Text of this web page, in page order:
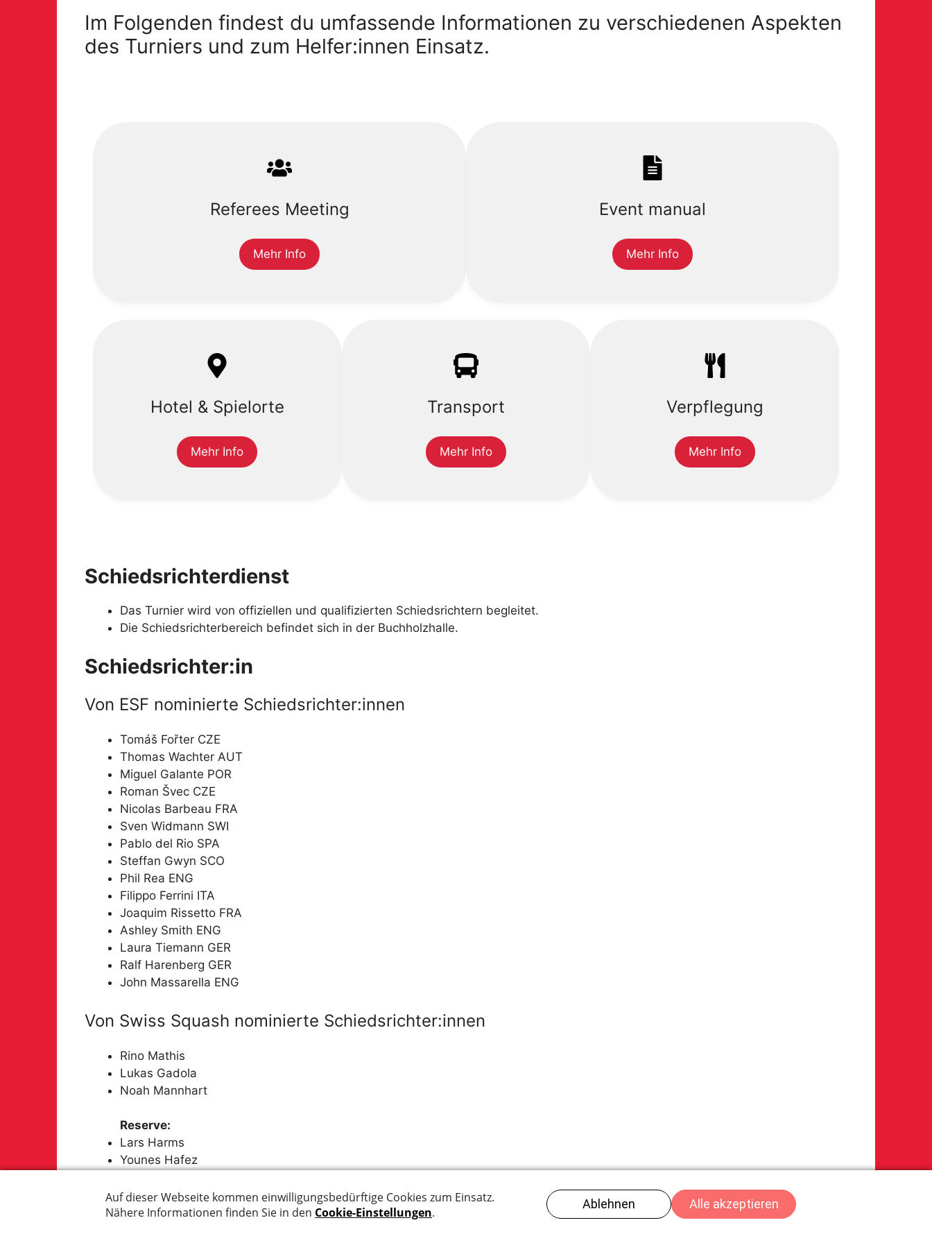
Im Folgenden findest du umfassende Informationen zu verschiedenen Aspekten
des Turniers und zum Helfer:innen Einsatz.
Referees Meeting
Mehr Info
Event manual
Mehr Info
Hotel & Spielorte
Mehr Info
Transport
Mehr Info
Verpflegung
Mehr Info
Schiedsrichterdienst
Das Turnier wird von offiziellen und qualifizierten Schiedsrichtern begleitet.
Die Schiedsrichterbereich befindet sich in der Buchholzhalle.
Schiedsrichter:in
Von ESF nominierte Schiedsrichter:innen
Tomáš Fořter CZE
Thomas Wachter AUT
Miguel Galante POR
Roman Švec CZE
Nicolas Barbeau FRA
Sven Widmann SWI
Pablo del Rio SPA
Steffan Gwyn SCO
Phil Rea ENG
Filippo Ferrini ITA
Joaquim Rissetto FRA
Ashley Smith ENG
Laura Tiemann GER
Ralf Harenberg GER
John Massarella ENG
Von Swiss Squash nominierte Schiedsrichter:innen
Rino Mathis
Lukas Gadola
Noah Mannhart
Reserve:
Lars Harms
Younes Hafez